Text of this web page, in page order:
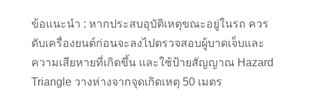
ข้อแนะนำ : หากประสบอุบัติเหตุขณะอยู่ในรถ ควร
ดับเครื่องยนต์ก่อนจะลงไปตรวจสอบผู้บาดเจ็บและ
ความเสียหายที่เกิดขึ้น และใช้ป้ายสัญญาณ Hazard
Triangle วางห่างจากจุดเกิดเหตุ 50 เมตร